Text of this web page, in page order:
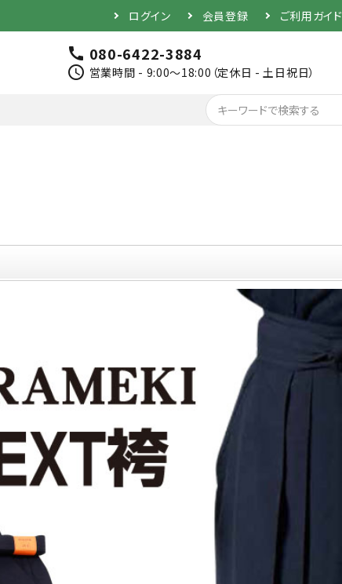
ログイン 会員登録 ご利用ガイド
call 080-6422-3884
schedule 営業時間 - 9:00～18:00（定休日 - 土日祝日）
素振り用竹刀
ツバ・ツバ止め